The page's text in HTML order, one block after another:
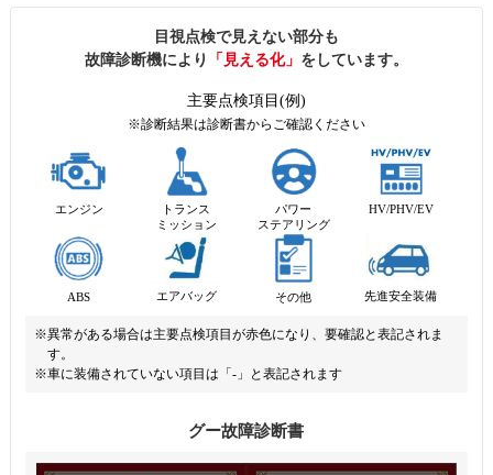
目視点検で見えない部分も
故障診断機により
「見える化」 をしています。
主要点検項目(例)
※診断結果は診断書からご確認ください
エンジン
トランス
ミッション
パワー
ステアリング
HV/PHV/EV
ABS エアバッグ その他 先進安全装備
※異常がある場合は主要点検項目が赤色になり、要確認と表記されま
す。
※車に装備されていない項目は「-」と表記されます
グー故障診断書